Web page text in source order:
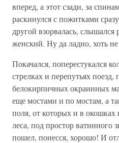
вперед, а этот сзади, за
раскинулся с пожитками
другой взорвалась,
женский. Ну да ладно, хоть не
Покачался, поперестукался
стрелках и перепутьях
белокирпичных окраинных
еще мостами и по мостам, а
поля, от которых и в
леса, под простор ватинного
пошел, понесся, хорошо! И